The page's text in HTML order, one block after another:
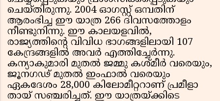
ചെയ്തിരുന്നു. 2004 ഓഗസ്റ്റ് ഒമ്പതിന്
ആരംഭിച്ച ഈ യാത്ര 266 ദിവസത്തോളം
നീണ്ടുനിന്നു. ഈ കാലയളവിൽ,
രാജ്യത്തിന്റെ വിവിധ ഭാഗങ്ങളിലായി 107
കേന്ദ്രങ്ങളിൽ അവർ എത്തിച്ചേർന്നു.
കന്യാകുമാരി മുതൽ ജമ്മു കശ്മീർ വരെയും,
ജൂനഗഢ് മുതൽ ഇംഫാൽ വരെയും
ഏകദേശം 28,000 കിലോമീറ്ററാണ് പ്രമീളാ
തായ് സഞ്ചരിച്ചത്. ഈ യാത്രയ്ക്കിടെ